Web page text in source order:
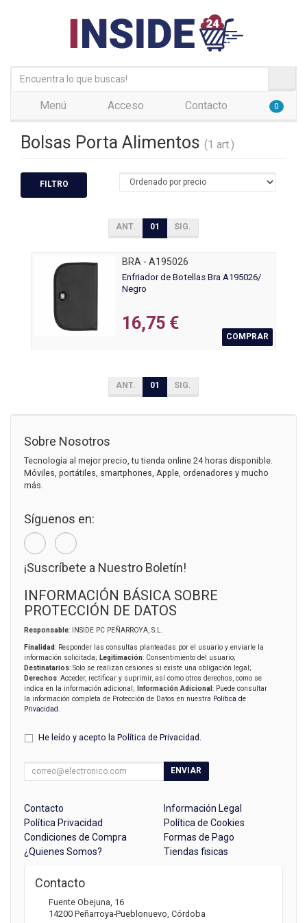
Menú Acceso Contacto 0
Bolsas Porta Alimentos (1 art.)
FILTRO
ANT. 01 SIG.
BRA - A195026
Enfriador de Botellas Bra A195026/
Negro
16,75 €
COMPRAR
ANT. 01 SIG.
Sobre Nosotros
Tecnología al mejor precio, tu tienda online 24 horas disponible.
Móviles, portátiles, smartphones, Apple, ordenadores y mucho
más.
Síguenos en:
¡Suscríbete a Nuestro Boletín!
INFORMACIÓN BÁSICA SOBRE
PROTECCIÓN DE DATOS
Responsable: INSIDE PC PEÑARROYA, S.L.
Finalidad: Responder las consultas planteadas por el usuario y enviarle la
información solicitada; Legitimación: Consentimiento del usuario;
Destinatarios: Solo se realizan cesiones si existe una obligación legal;
Derechos: Acceder, rectificar y suprimir, así como otros derechos, como se
indica en la información adicional;
Información Adicional : Puede consultar
la información completa de Protección de Datos en nuestra Política de
Privacidad
He leído y acepto la Política de Privacidad .
ENVIAR
Contacto
Información Legal
Política Privacidad
Política de Cookies
Condiciones de Compra
Formas de Pago
¿Quienes Somos?
Tiendas fisicas
Contacto
Fuente Obejuna, 16
14200 Peñarroya-Pueblonuevo, Córdoba